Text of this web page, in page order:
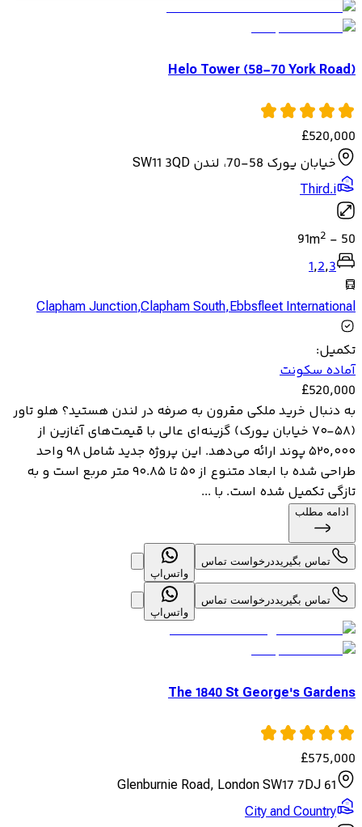
Helo Tower (58-70 York Road)
£520,000
خیابان یورک 58-70، لندن SW11 3QD
Third.i
50
-
91m2
1,2,3
Clapham Junction,Clapham South,Ebbsfleet International
تکمیل:
آماده سکونت
£520,000
به دنبال خرید ملکی مقرون به صرفه در لندن هستید؟ هلو تاور
(۵۸-۷۰ خیابان یورک) گزینه‌ای عالی با قیمت‌های آغازین از
۵۲۰,۰۰۰ پوند ارائه می‌دهد. این پروژه جدید شامل ۹۸ واحد
طراحی شده با ابعاد متنوع از ۵۰ تا ۹۰.۸۵ متر مربع است و به
تازگی تکمیل شده است. با ...
ادامه مطلب
تماس بگیرید درخواست تماس
واتس‌اپ
تماس بگیرید درخواست تماس
واتس‌اپ
The 1840 St George's Gardens
£575,000
61 Glenburnie Road, London SW17 7DJ
City and Country